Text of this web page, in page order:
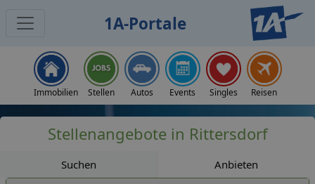
1A-Portale
Immobilien Stellen Autos Events Singles Reisen
Stellenangebote in Rittersdorf
Suchen Anbieten